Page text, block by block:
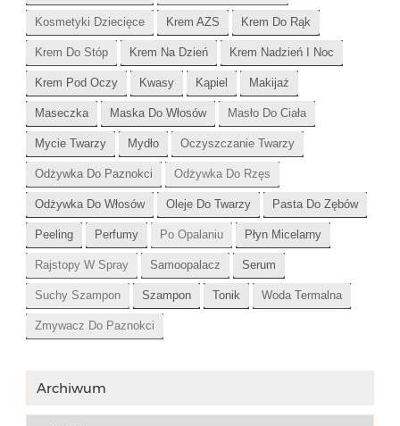
Kosmetyki Dziecięce Krem AZS Krem Do Rąk
Krem Do Stóp Krem Na Dzień Krem Nadzień I Noc
Krem Pod Oczy Kwasy Kąpiel Makijaż
Maseczka Maska Do Włosów Masło Do Ciała
Mycie Twarzy Mydło Oczyszczanie Twarzy
Odżywka Do Paznokci Odżywka Do Rzęs
Odżywka Do Włosów Oleje Do Twarzy Pasta Do Zębów
Peeling Perfumy Po Opalaniu Płyn Micelarny
Rajstopy W Spray Samoopalacz Serum
Suchy Szampon Szampon Tonik Woda Termalna
Zmywacz Do Paznokci
Archiwum